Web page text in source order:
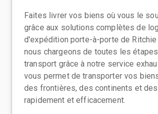
Faites livrer vos biens où vous le
grâce aux solutions complètes de
d'expédition porte-à-porte de Ritchie
nous chargeons de toutes les
transport grâce à notre service
vous permet de transporter vos
des frontières, des continents et
rapidement et efficacement.